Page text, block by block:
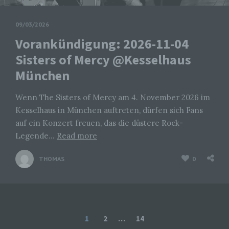
09/03/2026
Vorankündigung: 2026-11-04
Sisters of Mercy @Kesselhaus
München
Wenn The Sisters of Mercy am 4. November 2026 im
Kesselhaus in München auftreten, dürfen sich Fans
auf ein Konzert freuen, das die düstere Rock-
Legende… Read more
THOMAS 0
Seitennummerierung
1 2 … 14
Deutschland
01777102175
Cookies / SessionStorage / LocalStorage
Cookies, LocalStorage und SessionStorage. Dies dient
sicherer zu machen. Local Storage und
SessionStorage ist eine Technologie, mit welcher ihr
SessionStorage durch entsprechende Einstellung in